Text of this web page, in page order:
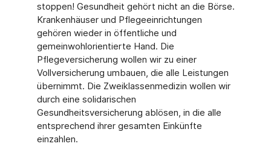
stoppen! Gesundheit gehört nicht an die Börse.
Krankenhäuser und Pflegeeinrichtungen
gehören wieder in öffentliche und
gemeinwohlorientierte Hand. Die
Pflegeversicherung wollen wir zu einer
Vollversicherung umbauen, die alle Leistungen
übernimmt. Die Zweiklassenmedizin wollen wir
durch eine solidarischen
Gesundheitsversicherung ablösen, in die alle
entsprechend ihrer gesamten Einkünfte
einzahlen.